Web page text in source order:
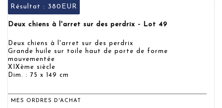
Résultat : 380EUR
Deux chiens à l'arret sur des perdrix - Lot 49
Deux chiens à l'arret sur des perdrix
Grande huile sur toile haut de porte de forme
mouvementée
XIXème siècle
Dim. : 75 x 149 cm
MES ORDRES D'ACHAT